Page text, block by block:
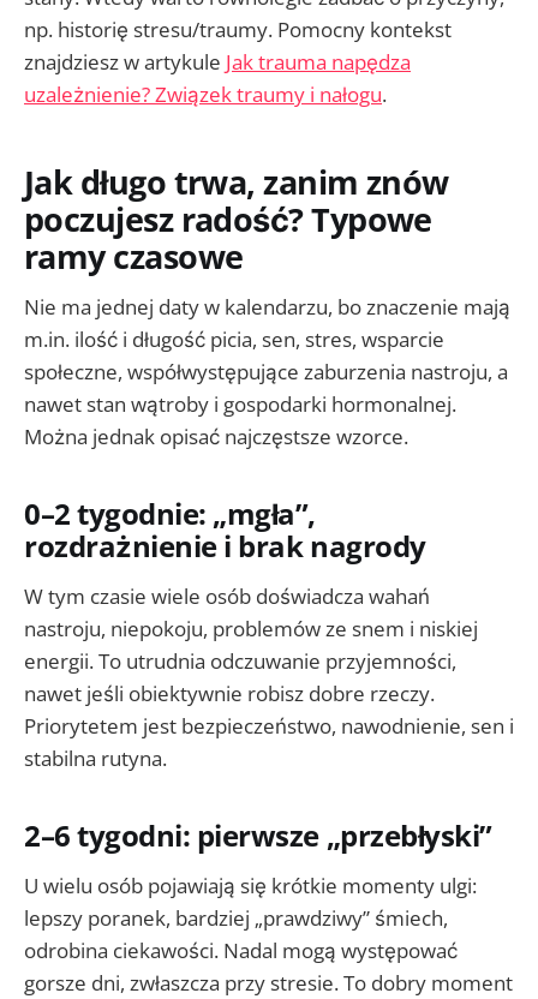
np. historię stresu/traumy. Pomocny kontekst
znajdziesz w artykule Jak trauma napędza
uzależnienie? Związek traumy i nałogu.
Jak długo trwa, zanim znów
poczujesz radość? Typowe
ramy czasowe
Nie ma jednej daty w kalendarzu, bo znaczenie mają
m.in. ilość i długość picia, sen, stres, wsparcie
społeczne, współwystępujące zaburzenia nastroju, a
nawet stan wątroby i gospodarki hormonalnej.
Można jednak opisać najczęstsze wzorce.
0–2 tygodnie: „mgła”,
rozdrażnienie i brak nagrody
W tym czasie wiele osób doświadcza wahań
nastroju, niepokoju, problemów ze snem i niskiej
energii. To utrudnia odczuwanie przyjemności,
nawet jeśli obiektywnie robisz dobre rzeczy.
Priorytetem jest bezpieczeństwo, nawodnienie, sen i
stabilna rutyna.
2–6 tygodni: pierwsze „przebłyski”
U wielu osób pojawiają się krótkie momenty ulgi:
lepszy poranek, bardziej „prawdziwy” śmiech,
odrobina ciekawości. Nadal mogą występować
gorsze dni, zwłaszcza przy stresie. To dobry moment